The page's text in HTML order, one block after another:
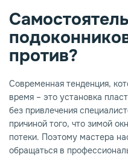
против?
Современная тенденция,
время – это установка
без привлечения
причиной того, что зимой
потеки. Поэтому мастера
обращаться в